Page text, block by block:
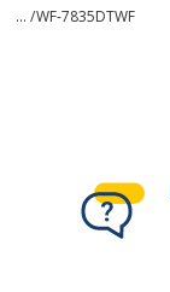
... /WF-7835DTWF